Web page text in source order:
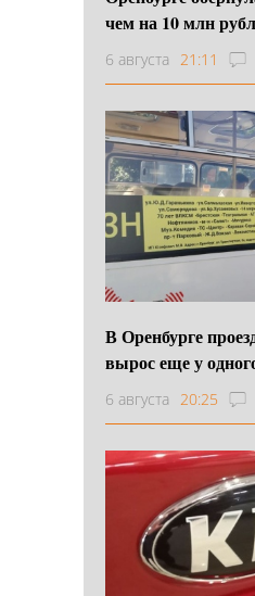
чем на 10 млн
6 августа 21:11
В Оренбурге
вырос еще у
6 августа 20:25